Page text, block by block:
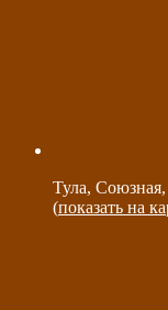
Тула,
(показать на